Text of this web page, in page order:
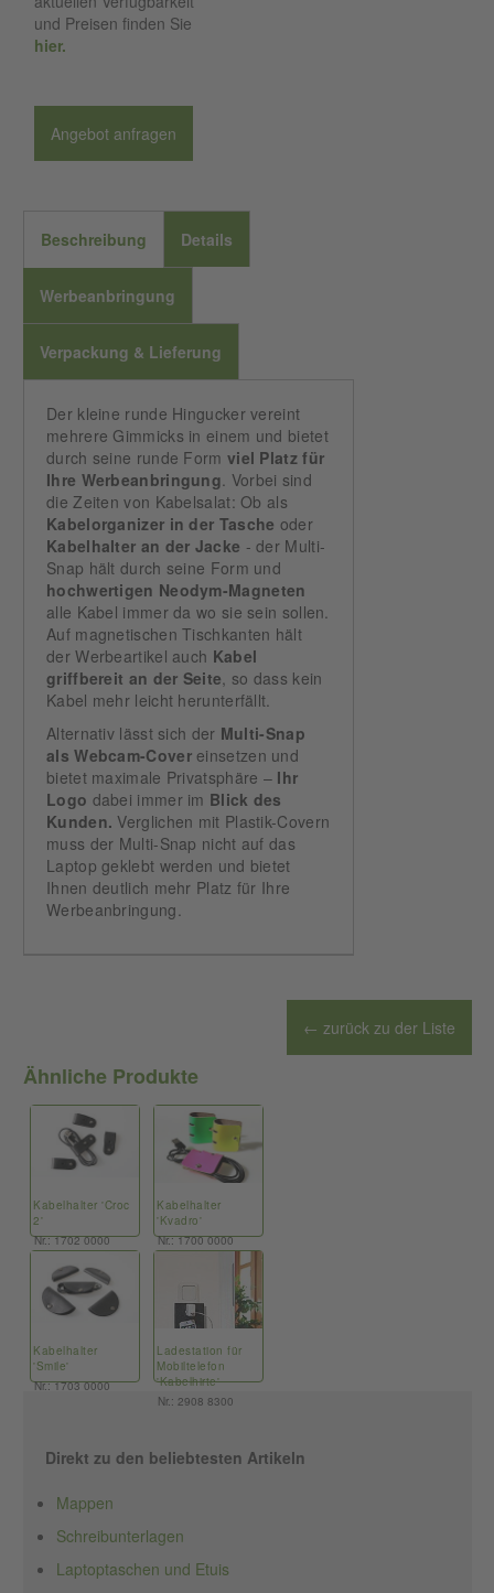
und Preisen finden Sie
hier.
Angebot anfragen
Beschreibung Details
Werbeanbringung
Verpackung & Lieferung
Der kleine runde Hingucker vereint
mehrere Gimmicks in einem und bietet
durch seine runde Form viel Platz für
Ihre Werbeanbringung. Vorbei sind
die Zeiten von Kabelsalat: Ob als
Kabelorganizer in der Tasche oder
Kabelhalter an der Jacke - der Multi-
Snap hält durch seine Form und
hochwertigen Neodym-Magneten
alle Kabel immer da wo sie sein sollen.
Auf magnetischen Tischkanten hält
der Werbeartikel auch Kabel
griffbereit an der Seite, so dass kein
Kabel mehr leicht herunterfällt.
Alternativ lässt sich der Multi-Snap
als Webcam-Covereinsetzen und
bietet maximale Privatsphäre – Ihr
Logo dabei immer im Blick des
Kunden. Verglichen mit Plastik-Covern
muss der Multi-Snap nicht auf das
Laptop geklebt werden und bietet
Ihnen deutlich mehr Platz für Ihre
Werbeanbringung.
← zurück zu der Liste
Ähnliche Produkte
Kabelhalter 'Croc
2'
Nr.: 1702 0000
Kabelhalter
'Kvadro'
Nr.: 1700 0000
Kabelhalter
'Smile'
Nr.: 1703 0000
Ladestation für
Mobiltelefon
'Kabelhirte'
Nr.: 2908 8300
Direkt zu den beliebtesten Artikeln
Mappen
Schreibunterlagen
Laptoptaschen und Etuis